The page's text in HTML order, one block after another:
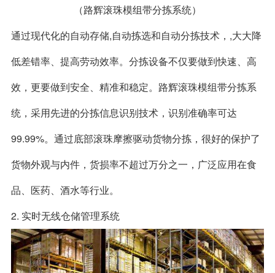
（路辉滚珠模组带分拣系统）
通过现代化的自动存储,自动拣选和自动分拣技术，,大大降
低差错率、提高劳动效率。分拣设备不仅要做到快速、高
效，更要做到安全、精准和稳定。路辉滚珠模组带分拣系
统，采用先进的分拣信息识别技术，识别准确率可达
99.99%。通过底部滚珠摩擦驱动货物分拣，很好的保护了
货物外观与内件，货损率不超过万分之一，广泛应用在食
品、医药、酒水等行业。
2. 实时无线仓储管理系统